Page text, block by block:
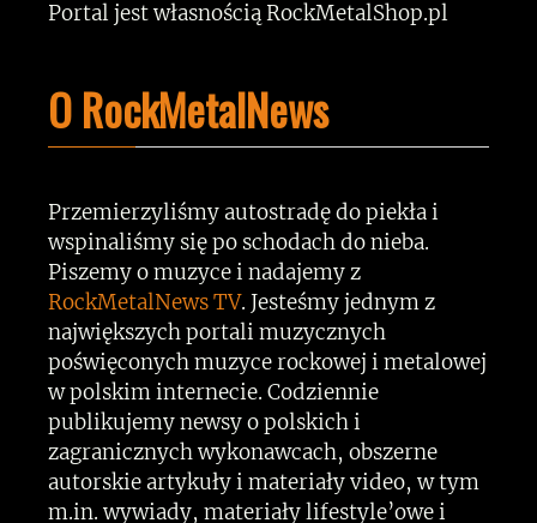
Portal jest własnością RockMetalShop.pl
O RockMetalNews
Przemierzyliśmy autostradę do piekła i
wspinaliśmy się po schodach do nieba.
Piszemy o muzyce i nadajemy z
RockMetalNews TV. Jesteśmy jednym z
największych portali muzycznych
poświęconych muzyce rockowej i metalowej
w polskim internecie. Codziennie
publikujemy newsy o polskich i
zagranicznych wykonawcach, obszerne
autorskie artykuły i materiały video, w tym
m.in. wywiady, materiały lifestyle’owe i